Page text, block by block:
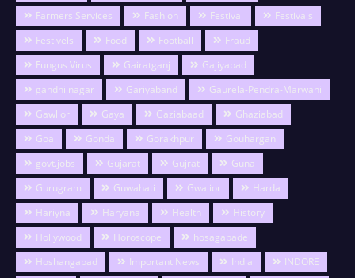
Farmers Services
Fashion Festival
Festivals
Festivels
Food Football
Fraud
Fungus Virus
Gairatganj
Gajiyabad
gandhi nagar
Gariyaband
Gaurela-Pendra-Marwahi
Gawlior
Gaya Gaziabaad
Ghaziabad
Goa
Gonda Gorakhpur
Gouhargan
govt.jobs
Gujarat Gujrat
Guna
Gurugram
Guwahati Gwalior
Harda
Hariyna
Haryana Health
History
Hollywood
Horoscope
hosagabade
Hoshangabad
Important News India
INDORE